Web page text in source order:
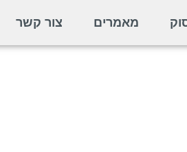
מאמרים צור קשר